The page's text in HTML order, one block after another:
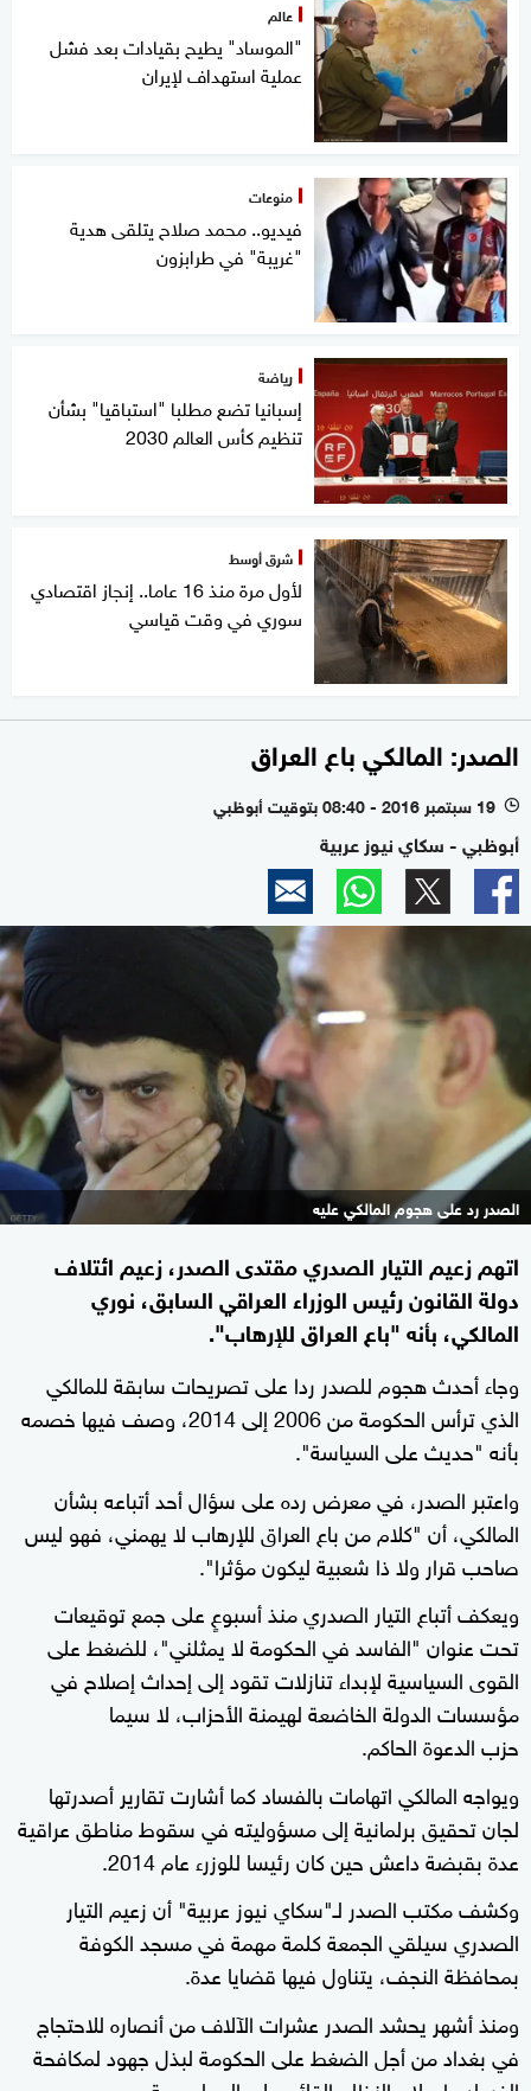
عالم
"الموساد" يطيح بقيادات بعد فشل
عملية استهداف لإيران
منوعات
فيديو.. محمد صلاح يتلقى هدية
"غريبة" في طرابزون
رياضة
إسبانيا تضع مطلبا "استباقيا" بشأن
تنظيم كأس العالم 2030
شرق أوسط
لأول مرة منذ 16 عاما.. إنجاز اقتصادي
سوري في وقت قياسي
الصدر: المالكي باع العراق
l 19 سبتمبر 2016 - 08:40 بتوقيت أبوظبي
أبوظبي - سكاي نيوز عربية
الصدر رد على هجوم المالكي عليه
اتهم زعيم التيار الصدري مقتدى الصدر، زعيم ائتلاف
دولة القانون رئيس الوزراء العراقي السابق، نوري
المالكي، بأنه "باع العراق للإرهاب".
وجاء أحدث هجوم للصدر ردا على تصريحات سابقة للمالكي
الذي ترأس الحكومة من 2006 إلى 2014، وصف فيها خصمه
بأنه "حديث على السياسة".
واعتبر الصدر، في معرض رده على سؤال أحد أتباعه بشأن
المالكي، أن "كلام من باع العراق للإرهاب لا يهمني، فهو ليس
صاحب قرار ولا ذا شعبية ليكون مؤثرا".
ويعكف أتباع التيار الصدري منذ أسبوعٍ على جمع توقيعات
تحت عنوان "الفاسد في الحكومة لا يمثلني"، للضغط على
القوى السياسية لإبداء تنازلات تقود إلى إحداث إصلاح في
مؤسسات الدولة الخاضعة لهيمنة الأحزاب، لا سيما
حزب الدعوة الحاكم.
ويواجه المالكي اتهامات بالفساد كما أشارت تقارير أصدرتها
لجان تحقيق برلمانية إلى مسؤوليته في سقوط مناطق عراقية
عدة بقبضة داعش حين كان رئيسا للوزرء عام 2014.
وكشف مكتب الصدر لـ"سكاي نيوز عربية" أن زعيم التيار
الصدري سيلقي الجمعة كلمة مهمة في مسجد الكوفة
بمحافظة النجف، يتناول فيها قضايا عدة.
ومنذ أشهر يحشد الصدر عشرات الآلاف من أنصاره للاحتجاج
في بغداد من أجل الضغط على الحكومة لبذل جهود لمكافحة